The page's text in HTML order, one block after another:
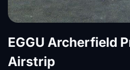
EGGU Archerfield
Airstrip